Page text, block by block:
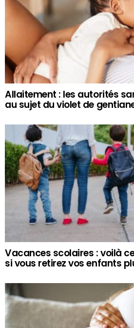
Allaitement : les autorités
au sujet du violet de
Vacances scolaires : voilà
si vous retirez vos enfants